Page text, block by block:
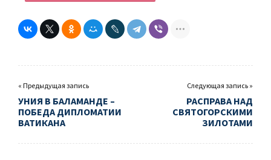
« Предыдущая запись
УНИЯ В БАЛАМАНДЕ –
ПОБЕДА ДИПЛОМАТИИ
ВАТИКАНА
Следующая запись »
РАСПРАВА НАД
СВЯТОГОРСКИМИ
ЗИЛОТАМИ